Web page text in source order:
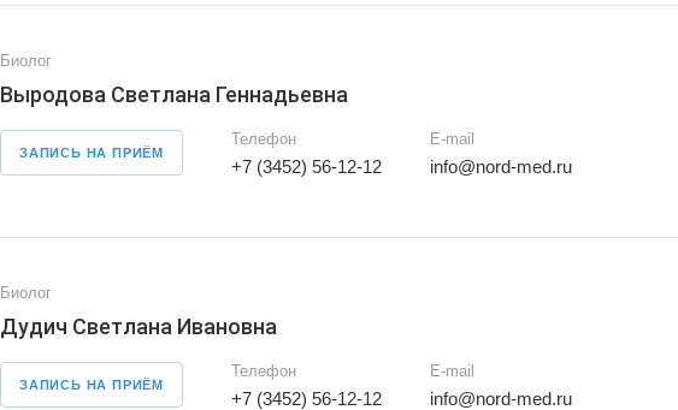
Биолог
Выродова Светлана Геннадьевна
ЗАПИСЬ НА ПРИЁМ
Телефон
+7 (3452) 56-12-12
E-mail
info@nord-med.ru
Биолог
Дудич Светлана Ивановна
ЗАПИСЬ НА ПРИЁМ
Телефон
+7 (3452) 56-12-12
E-mail
info@nord-med.ru